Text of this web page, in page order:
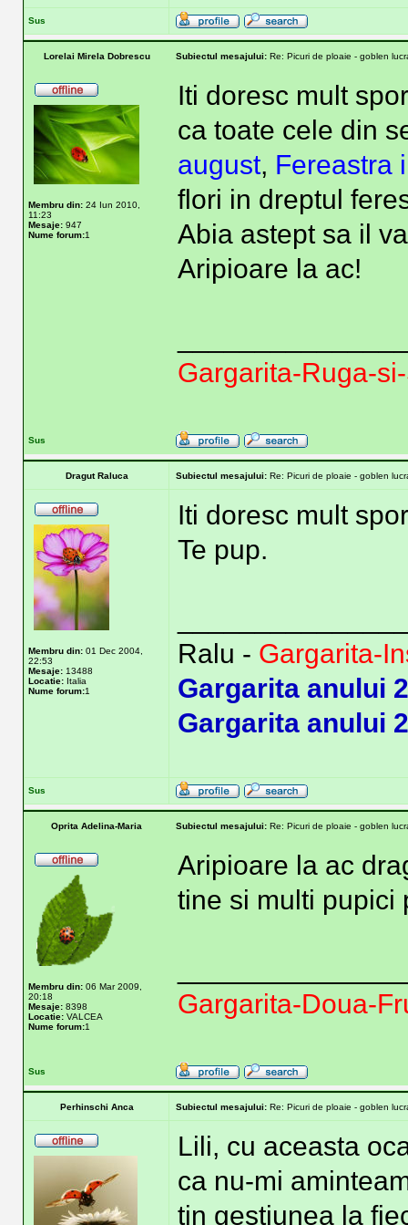
Sus
Lorelai Mirela Dobrescu Subiectul mesajului: Re: Picuri de ploaie - goblen
Membru din: 24 Iun 2010,
11:23
Mesaje: 947
Nume forum:1
Iti doresc mult
ca toate cele din
august, Fereastra
flori in dreptul
Abia astept sa il
Aripioare la ac!
Gargarita-Ruga-
Sus
Dragut Raluca Subiectul mesajului: Re: Picuri de ploaie - goblen
Membru din: 01 Dec 2004,
22:53
Mesaje: 13488
Locatie: Italia
Nume forum:1
Iti doresc mult
Te pup.
Ralu - Gargarita-
Gargarita anului
Gargarita anului
Sus
Oprita Adelina-Maria Subiectul mesajului: Re: Picuri de ploaie - goblen
Membru din: 06 Mar 2009,
20:18
Mesaje: 8398
Locatie: VALCEA
Nume forum:1
Aripioare la ac
tine si multi pupici
Gargarita-Doua-
Sus
Perhinschi Anca Subiectul mesajului: Re: Picuri de ploaie - goblen
Lili, cu aceasta
ca nu-mi
tin gestiunea la